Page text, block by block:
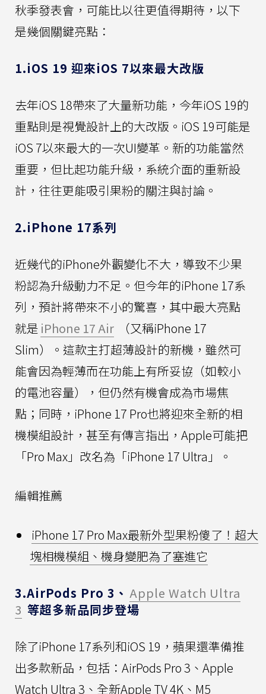
秋季發表會，可能比以往更值得期待，以下
是幾個關鍵亮點：
1.iOS 19 迎來iOS 7以來最大改版
去年iOS 18帶來了大量新功能，今年iOS 19的
重點則是視覺設計上的大改版。iOS 19可能是
iOS 7以來最大的一次UI變革。新的功能當然
重要，但比起功能升級，系統介面的重新設
計，往往更能吸引果粉的關注與討論。
2.iPhone 17系列
近幾代的iPhone外觀變化不大，導致不少果
粉認為升級動力不足。但今年的iPhone 17系
列，預計將帶來不小的驚喜，其中最大亮點
就是 iPhone 17 Air
（又稱iPhone 17
Slim）。這款主打超薄設計的新機，雖然可
能會因為輕薄而在功能上有所妥協（如較小
的電池容量），但仍然有機會成為市場焦
點；同時，iPhone 17 Pro也將迎來全新的相
機模組設計，甚至有傳言指出，Apple可能把
「Pro Max」改名為「iPhone 17 Ultra」。
編輯推薦
iPhone 17 Pro Max最新外型果粉傻了！超大
塊相機模組、機身變肥為了塞進它
3.AirPods Pro 3、 Apple Watch Ultra
3 等超多新品同步登場
除了iPhone 17系列和iOS 19，蘋果還準備推
出多款新品，包括：AirPods Pro 3、Apple
Watch Ultra 3、全新Apple TV 4K、M5